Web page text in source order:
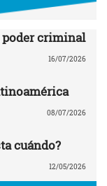
poder criminal
16/07/2026
08/07/2026
cuándo?
12/05/2026